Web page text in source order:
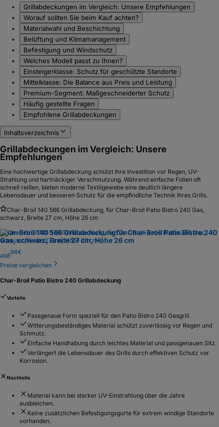
Grillabdeckungen im Vergleich: Unsere Empfehlungen
Worauf sollten Sie beim Kauf achten?
Materialwahl und Beschichtung
Belüftung und Klimamanagement
Befestigung und Windschutz
Welches Modell passt zu Ihnen?
Einsteigerklasse: Schutz für geschützte Standorte
Mittelklasse: Die Balance aus Preis und Leistung
Premium-Segment: Maßgeschneiderter Schutz
Häufig gestellte Fragen
Empfohlene Grillabdeckungen
Inhaltsverzeichnis
Grillabdeckungen im Vergleich: Unsere
Empfehlungen
Eine hochwertige Grillabdeckung schützt Ihre Investition vor Regen, UV-
Strahlung und hartnäckiger Verschmutzung. Während einfache Folien oft
schnell reißen, bieten moderne Textilgewebe eine deutlich längere
Lebensdauer und besseren Schutz für die empfindliche Technik Ihres Grills.
Char-Broil 140 566 Grillabdeckung, für Char-Broil Patio Bistro 240 Gas,
schwarz, Breite 27 cm, Höhe 26 cm
Char-Broil 140 566 Grillabdeckungfür Char-Broil Patio Bistro 240
Gas, schwarz, Breite 27 cm, Höhe 26 cm
ab894€
Preise vergleichen
Char-Broil Patio Bistro 240 Grillabdeckung
Vorteile
Passgenaue Form speziell für den Patio Bistro 240 Gasgrill.
Witterungsbeständiges Material schützt zuverlässig vor Regen und
Schmutz.
Einfache Handhabung durch leichtes Material und passgenauen Sitz.
Verlängert die Lebensdauer des Grills durch effektiven Schutz vor
Korrosion.
Nachteile
Material kann bei starker UV-Einstrahlung über die Jahre
ausbleichen.
Keine zusätzlichen Befestigungsgurte für extrem windige Standorte
vorhanden.